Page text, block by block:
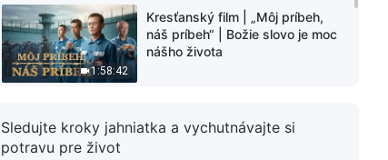
1:58:42
Kresťanský film | „Môj príbeh,
náš príbeh“ | Božie slovo je moc
nášho života
28 rokov krvi a sĺz
Sledujte kroky jahniatka a vychutnávajte si
potravu pre život